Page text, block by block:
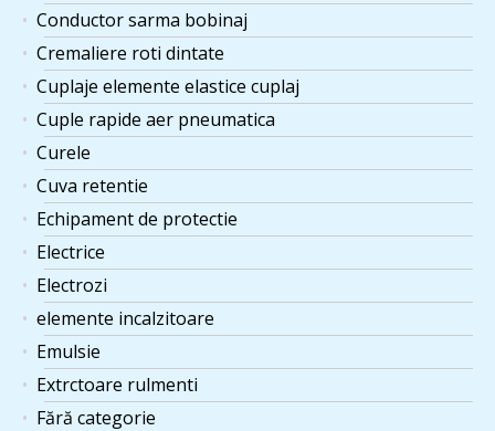
Conductor sarma bobinaj
Cremaliere roti dintate
Cuplaje elemente elastice cuplaj
Cuple rapide aer pneumatica
Curele
Cuva retentie
Echipament de protectie
Electrice
Electrozi
elemente incalzitoare
Emulsie
Extrctoare rulmenti
Fără categorie